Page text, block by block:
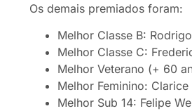
Os demais premiados foram:
Melhor Classe B:
Melhor Classe C:
Melhor Veterano (+ 60
Melhor Feminino:
Melhor Sub 14: Felipe